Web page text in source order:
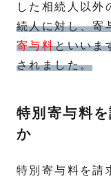
した相続人以外
続人に対し、寄
寄与料といいま
されました。
特別寄与料
か
特別寄与料を請